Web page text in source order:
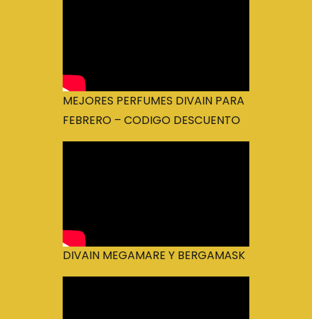
MEJORES PERFUMES DIVAIN PARA
FEBRERO – CODIGO DESCUENTO
DIVAIN MEGAMARE Y BERGAMASK